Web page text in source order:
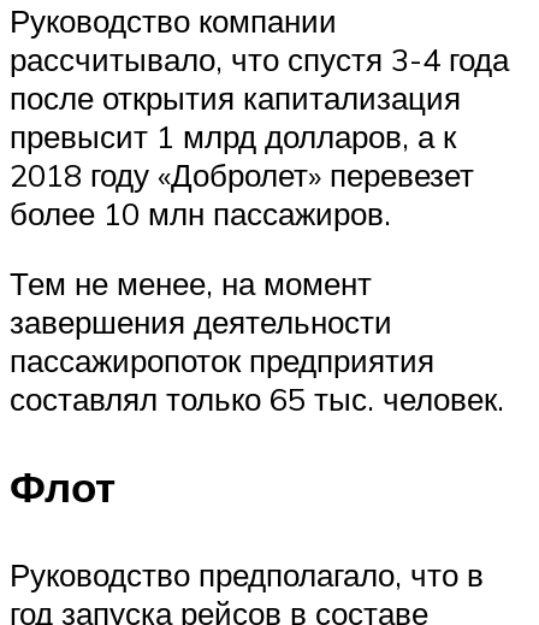
Руководство компании
рассчитывало, что спустя 3-4 года
после открытия капитализация
превысит 1 млрд долларов, а к
2018 году «Добролет» перевезет
более 10 млн пассажиров.
Тем не менее, на момент
завершения деятельности
пассажиропоток предприятия
составлял только 65 тыс. человек.
Флот
Руководство предполагало, что в
год запуска рейсов в составе